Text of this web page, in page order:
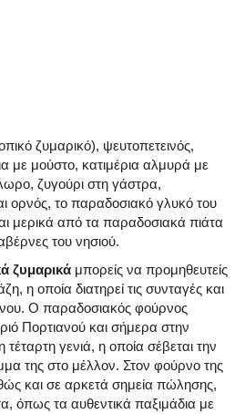
ζυμαρικό), ψευτοπετεινός,
με μούστο, κατιμέρια αλμυρά με
ζυγούρι στη γάστρα,
ορνός, το παραδοσιακό γλυκό του
μερικά από τα παραδοσιακά πιάτα
του νησιού.
ζυμαρικά μπορείς να προμηθευτείς
η οποία διατηρεί τις συνταγές και
Ο παραδοσιακός φούρνος
Πορτιανού και σήμερα στην
τέταρτη γενιά, η οποία σέβεται την
της στο μέλλον. Στον φούρνο της
και σε αρκετά σημεία πώλησης,
όπως τα αυθεντικά παξιμάδια με